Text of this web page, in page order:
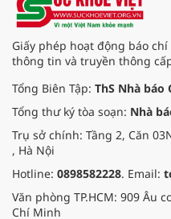
Giấy phép hoạt động báo chí
thông tin và truyền thông
Tổng Biên Tập: ThS Nhà báo
Tổng thư ký tòa soạn: Nhà
Trụ sở chính: Tầng 2, Căn
, Hà Nội
Hotline: 0898582228. Email:
Văn phòng TP.HCM: 909 Âu
Chí Minh